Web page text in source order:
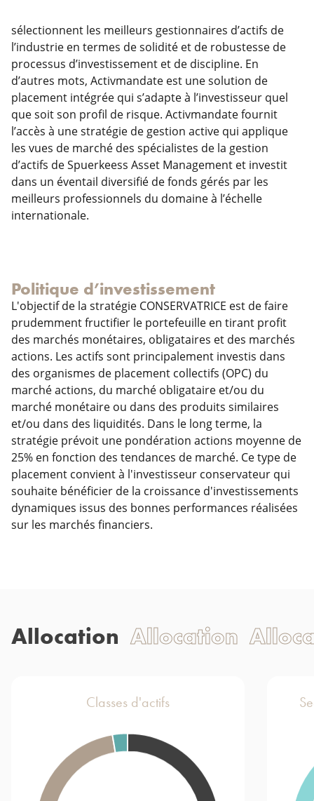
sélectionnent les meilleurs gestionnaires d’actifs de
l’industrie en termes de solidité et de robustesse de
processus d’investissement et de discipline. En
d’autres mots, Activmandate est une solution de
placement intégrée qui s’adapte à l’investisseur quel
que soit son profil de risque. Activmandate fournit
l’accès à une stratégie de gestion active qui applique
les vues de marché des spécialistes de la gestion
d’actifs de Spuerkeess Asset Management et investit
dans un éventail diversifié de fonds gérés par les
meilleurs professionnels du domaine à l’échelle
internationale.
Politique d’investissement
L'objectif de la stratégie CONSERVATRICE est de faire
prudemment fructifier le portefeuille en tirant profit
des marchés monétaires, obligataires et des marchés
actions. Les actifs sont principalement investis dans
des organismes de placement collectifs (OPC) du
marché actions, du marché obligataire et/ou du
marché monétaire ou dans des produits similaires
et/ou dans des liquidités. Dans le long terme, la
stratégie prévoit une pondération actions moyenne de
25% en fonction des tendances de marché. Ce type de
placement convient à l'investisseur conservateur qui
souhaite bénéficier de la croissance d'investissements
dynamiques issus des bonnes performances réalisées
sur les marchés financiers.
Allocation Allocation
Classes d'actifs